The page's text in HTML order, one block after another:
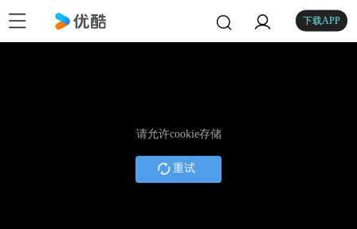
下载APP
请允许cookie存储
重试